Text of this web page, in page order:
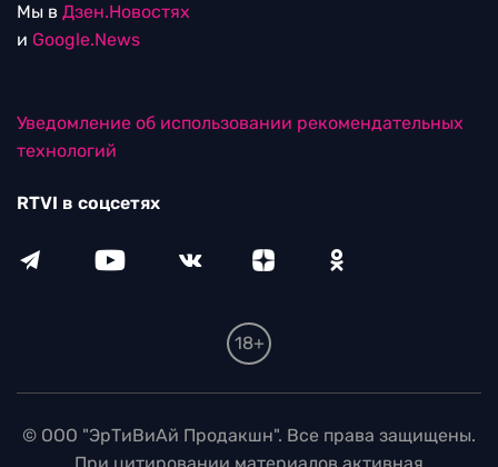
Мы в Дзен.Новостях
и Google.News
Уведомление об использовании рекомендательных
технологий
RTVI в соцсетях
18+
© ООО "ЭрТиВиАй Продакшн". Все права защищены.